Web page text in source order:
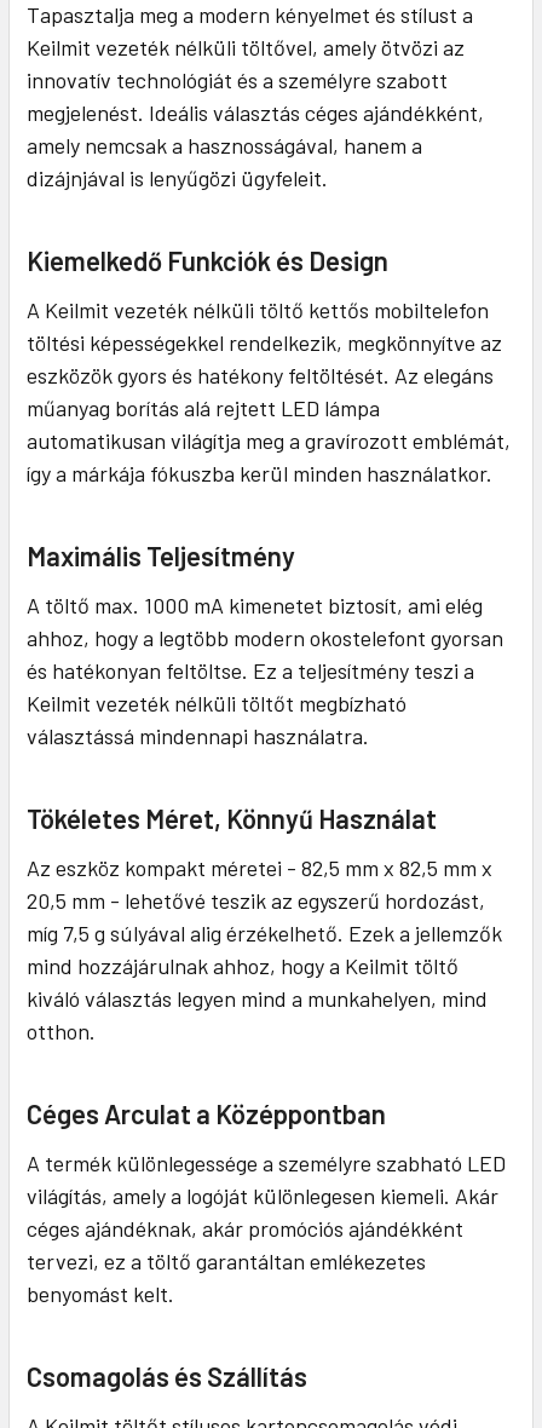
Tapasztalja meg a modern kényelmet és stílust a
Keilmit vezeték nélküli töltővel, amely ötvözi az
innovatív technológiát és a személyre szabott
megjelenést. Ideális választás céges ajándékként,
amely nemcsak a hasznosságával, hanem a
dizájnjával is lenyűgözi ügyfeleit.
Kiemelkedő Funkciók és Design
A Keilmit vezeték nélküli töltő kettős mobiltelefon
töltési képességekkel rendelkezik, megkönnyítve az
eszközök gyors és hatékony feltöltését. Az elegáns
műanyag borítás alá rejtett LED lámpa
automatikusan világítja meg a gravírozott emblémát,
így a márkája fókuszba kerül minden használatkor.
Maximális Teljesítmény
A töltő max. 1000 mA kimenetet biztosít, ami elég
ahhoz, hogy a legtöbb modern okostelefont gyorsan
és hatékonyan feltöltse. Ez a teljesítmény teszi a
Keilmit vezeték nélküli töltőt megbízható
választássá mindennapi használatra.
Tökéletes Méret, Könnyű Használat
Az eszköz kompakt méretei - 82,5 mm x 82,5 mm x
20,5 mm - lehetővé teszik az egyszerű hordozást,
míg 7,5 g súlyával alig érzékelhető. Ezek a jellemzők
mind hozzájárulnak ahhoz, hogy a Keilmit töltő
kiváló választás legyen mind a munkahelyen, mind
otthon.
Céges Arculat a Középpontban
A termék különlegessége a személyre szabható LED
világítás, amely a logóját különlegesen kiemeli. Akár
céges ajándéknak, akár promóciós ajándékként
tervezi, ez a töltő garantáltan emlékezetes
benyomást kelt.
Csomagolás és Szállítás